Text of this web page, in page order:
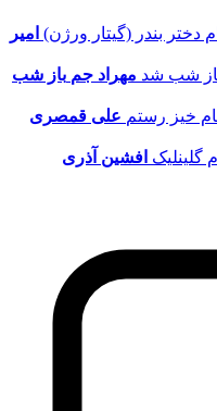
امیر
مهراد جم باز شب
علی قمصری
افشین آذری